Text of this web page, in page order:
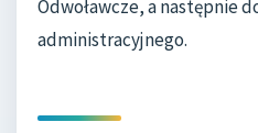
Odwoławcze, a następnie
administracyjnego.